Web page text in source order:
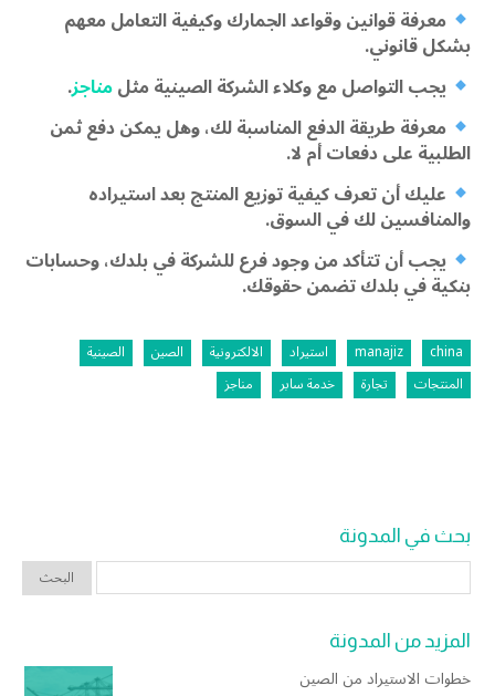
معرفة قوانين وقواعد الجمارك وكيفية التعامل معهم
بشكل قانوني.
يجب التواصل مع وكلاء الشركة الصينية مثلمناجز.
معرفة طريقة الدفع المناسبة لك، وهل يمكن دفع ثمن
الطلبية على دفعات أم لا.
عليك أن تعرف كيفية توزيع المنتج بعد استيراده
والمنافسين لك في السوق.
يجب أن تتأكد من وجود فرع للشركة في بلدك، وحسابات
بنكية في بلدك تضمن حقوقك.
china
manajiz استيراد الالكترونية الصين
الصينية
المنتجات
تجارة خدمة سابر مناجز
بحث في المدونة
المزيد من المدونة
خطوات الاستيراد من الصين